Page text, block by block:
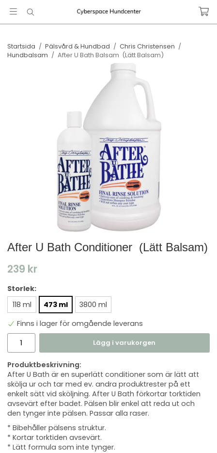
Startsida / Pälsvård & Hundbad / Chris Christensen /
Hundbalsam / After U Bath Balsam ​ (Lätt Balsam)
After U Bath Conditioner ​ (Lätt Balsam)
239 kr
Storlek:
118 ml
473 ml
3800 ml
Finns i lager för omgående leverans
Lägg i varukorgen
Produktbeskrivning:
After U Bath är en superlätt conditioner som är lätt att
skölja ur och tar med ev. andra produktrester på ett
enkelt sätt vid sköljning. After U Bath förkortar torktiden
avsevärt efter badet. Pälsen blir enkel att reda ut och
den tynger inte pälsen. Passar alla raser.
* Bibehåller pälsens struktur.
* Kortar torktiden avsevärt.
* Lätt formula som inte tynger.